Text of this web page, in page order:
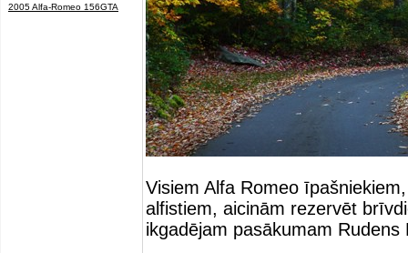
2005 Alfa-Romeo 156GTA
Visiem Alfa Romeo
alfistiem, aicinām rezervēt
ikgadējam pasākumam Rudens